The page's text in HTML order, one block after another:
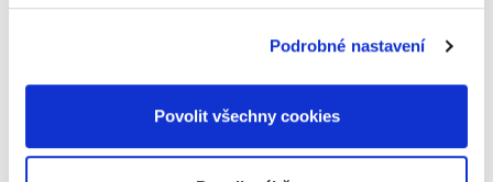
Podrobné nastavení
Povolit všechny cookies